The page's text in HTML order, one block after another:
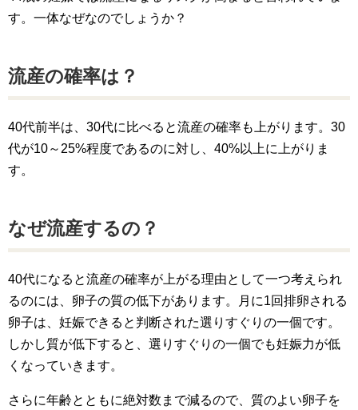
す。一体なぜなのでしょうか？
流産の確率は？
40代前半は、30代に比べると流産の確率も上がります。30
代が10～25%程度であるのに対し、40%以上に上がりま
す。
なぜ流産するの？
40代になると流産の確率が上がる理由として一つ考えられ
るのには、卵子の質の低下があります。月に1回排卵される
卵子は、妊娠できると判断された選りすぐりの一個です。
しかし質が低下すると、選りすぐりの一個でも妊娠力が低
くなっていきます。
さらに年齢とともに絶対数まで減るので、質のよい卵子を